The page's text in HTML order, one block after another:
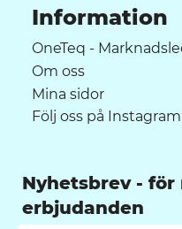
Information
OneTeq -
Om oss
Mina sidor
Följ oss på Instagram
Nyhetsbrev